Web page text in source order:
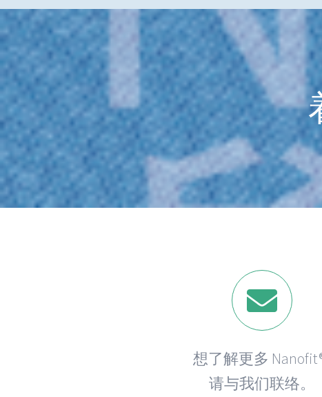
想了解更多
请与我们联络。